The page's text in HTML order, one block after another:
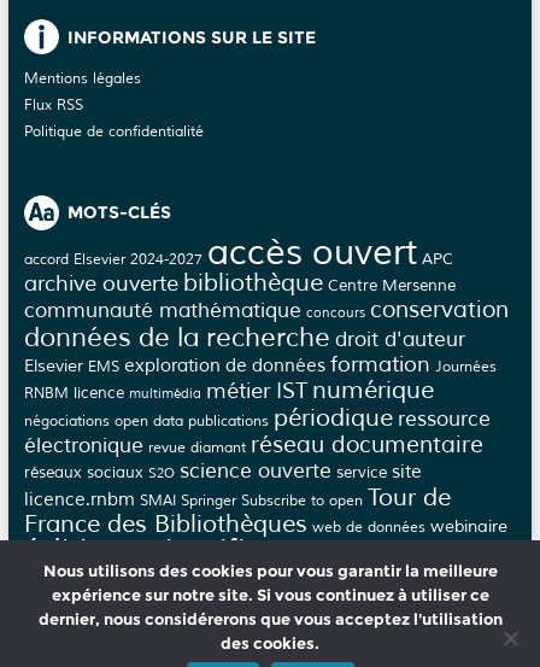
INFORMATIONS SUR LE SITE
Mentions légales
Flux RSS
Politique de confidentialité
MOTS-CLÉS
accord Elsevier 2024-2027 accès ouvert APC
archive ouverte bibliothèque Centre Mersenne
communauté mathématique concours conservation
données de la recherche droit d'auteur
Elsevier EMS exploration de données formation Journées
RNBM licence multimédia métier IST numérique
négociations open data publications périodique ressource
électronique revue diamant réseau documentaire
réseaux sociaux S2O science ouverte service site
licence.rnbm SMAI Springer Subscribe to open Tour de
France des Bibliothèques web de données webinaire
édition scientifique
éthique évaluation
Nous utilisons des cookies pour vous garantir la meilleure
expérience sur notre site. Si vous continuez à utiliser ce
dernier, nous considérerons que vous acceptez l'utilisation
des cookies.